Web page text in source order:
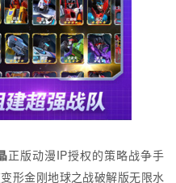
正版动漫IP授权的策略战争手
形金刚地球之战破解版无限水